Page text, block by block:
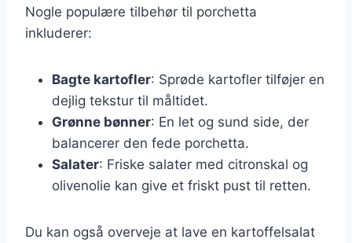
Nogle populære tilbehør til porchetta
inkluderer:
Bagte kartofler: Sprøde kartofler tilføjer en
dejlig tekstur til måltidet.
Grønne bønner: En let og sund side, der
balancerer den fede porchetta.
Salater: Friske salater med citronskal og
olivenolie kan give et friskt pust til retten.
Du kan også overveje at lave en kartoffelsalat